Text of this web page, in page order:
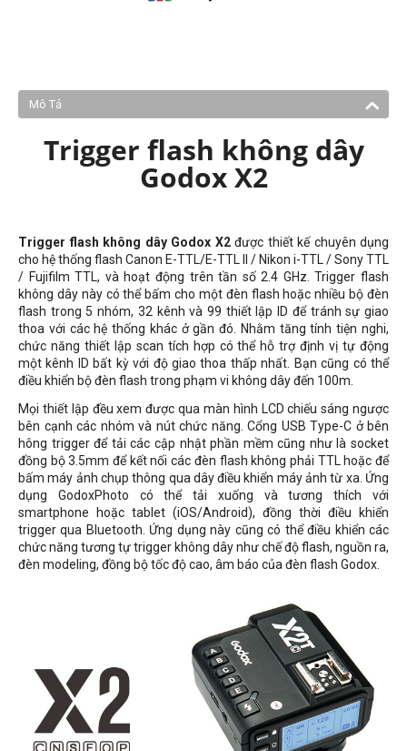
Mô Tả
Trigger flash không dây
Godox X2
Trigger flash không dây Godox X2được thiết kế chuyên dụng
cho hệ thống flash Canon E-TTL/E-TTL II / Nikon i-TTL / Sony TTL
/ Fujifilm TTL, và hoạt động trên tần số 2.4 GHz. Trigger flash
không dây này có thể bấm cho một đèn flash hoặc nhiều bộ đèn
flash trong 5 nhóm, 32 kênh và 99 thiết lập ID để tránh sự giao
thoa với các hệ thống khác ở gần đó. Nhằm tăng tính tiện nghi,
chức năng thiết lập scan tích hợp có thể hỗ trợ định vị tự động
một kênh ID bất kỳ với độ giao thoa thấp nhất. Bạn cũng có thể
điều khiển bộ đèn flash trong phạm vi không dây đến 100m.
Mọi thiết lập đều xem được qua màn hình LCD chiếu sáng ngược
bên cạnh các nhóm và nút chức năng. Cổng USB Type-C ở bên
hông trigger để tải các cập nhật phần mềm cũng như là socket
đồng bộ 3.5mm để kết nối các đèn flash không phải TTL hoặc để
bấm máy ảnh chụp thông qua dây điều khiển máy ảnh từ xa. Ứng
dụng GodoxPhoto có thể tải xuống và tương thích với
smartphone hoặc tablet (iOS/Android), đồng thời điều khiển
trigger qua Bluetooth. Ứng dụng này cũng có thể điều khiển các
chức năng tương tự trigger không dây như chế độ flash, nguồn ra,
đèn modeling, đồng bộ tốc độ cao, âm báo của đèn flash Godox.